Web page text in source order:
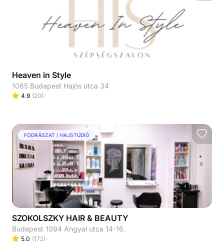
Heaven in Style
1065 Budapest Hajós utca 34
4.9 (20)
FODRÁSZAT / HAJSTÚDIÓ
SZOKOLSZKY HAIR & BEAUTY
Budapest 1094 Angyal utca 14-16.
5.0 (172)